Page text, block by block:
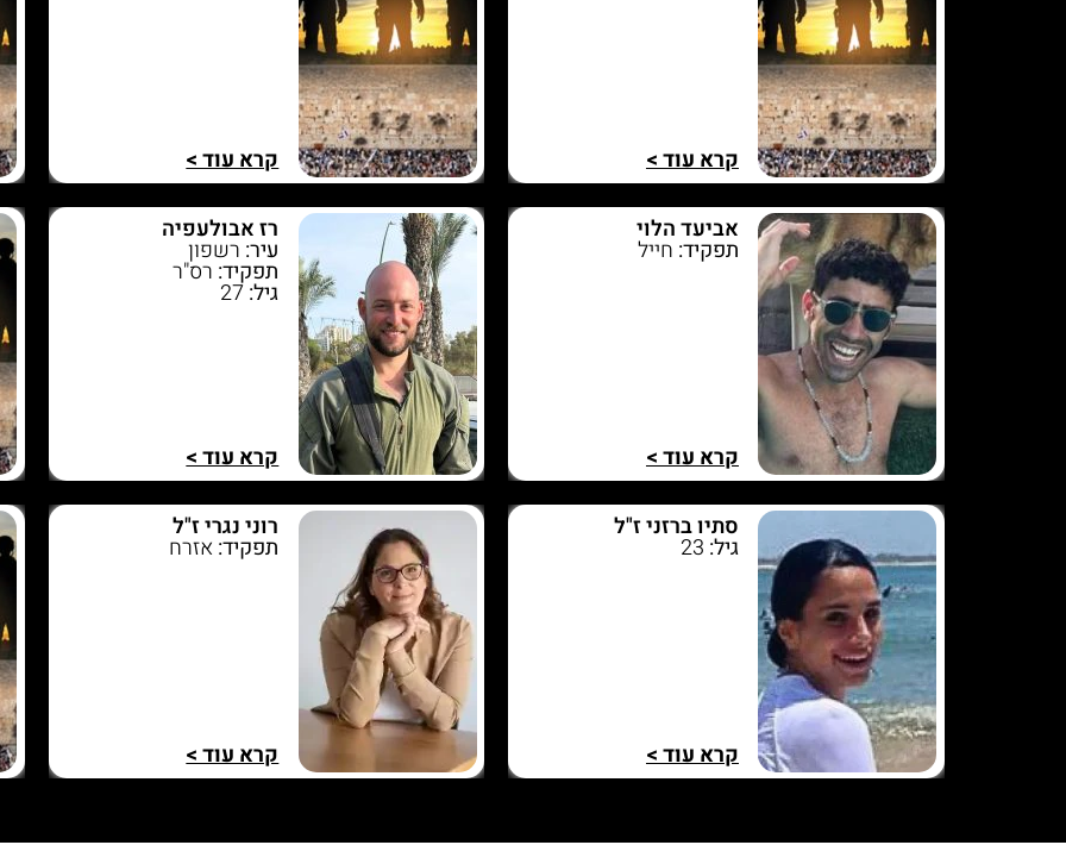
קרא עוד > קרא עוד >
אביעד הלוי
תפקיד: חייל
קרא עוד >
רז אבולעפיה
עיר: רשפון
תפקיד: רס"ר
גיל:27
קרא עוד >
סתיו ברזני ז"ל
גיל: 23
קרא עוד >
רוני נגרי ז"ל
תפקיד: אזרח
קרא עוד >